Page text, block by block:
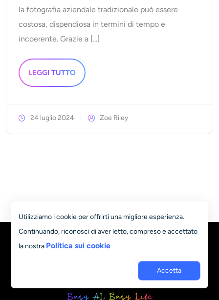
la fotografia aziendale tradizionale può essere
costosa, dispendiosa in termini di tempo e
incoerente. Grazie a [...]
LEGGI TUTTO
24 luglio 2024 Zoe Riley
Utilizziamo i cookie per offrirti una migliore esperienza.
Continuando, riconosci di aver letto, compreso e accettato
la nostra Politica sui cookie
Accetta